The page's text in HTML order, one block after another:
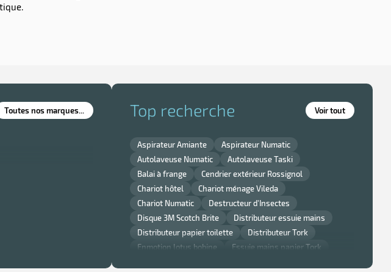
Toutes nos marques... Top recherche Voir tout
Aspirateur Amiante
Aspirateur Numatic
Autolaveuse Numatic
Autolaveuse Taski
Balai à frange
Cendrier extérieur Rossignol
Chariot hôtel
Chariot ménage Vileda
Chariot Numatic
Destructeur d'Insectes
Disque 3M Scotch Brite
Distributeur essuie mains
Distributeur papier toilette
Distributeur Tork
Enmotion lotus bobine
Essuie mains papier Tork